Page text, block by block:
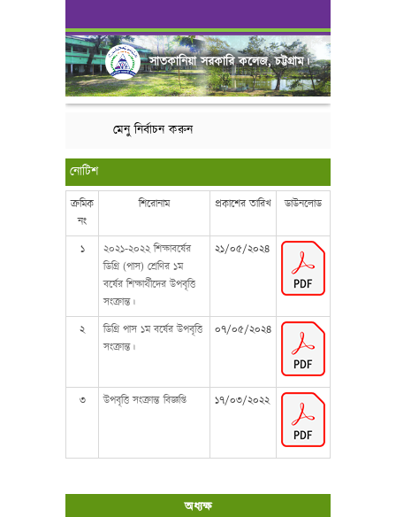
সাতকানিয়া সরকারি কলেজ, চট্টগ্রাম।
মেনু নির্বাচন করুন
নোটিশ
ক্রমিক
নং
শিরোনাম প্রকাশের তারিখ ডাউনলোড
১
২০২১-২০২২ শিক্ষাবর্ষের
ডিগ্রি (পাস) শ্রেণির ১ম
বর্ষের শিক্ষার্থীদের উপবৃত্তি
সংক্রান্ত।
২১/০৫/২০২৪
২
ডিগ্রি পাস ১ম বর্ষের উপবৃত্তি
সংক্রান্ত।
০৭/০৫/২০২৪
৩ উপবৃত্তি সংক্রান্ত বিজ্ঞপ্তি ১৭/০৩/২০২২
অধ্যক্ষ